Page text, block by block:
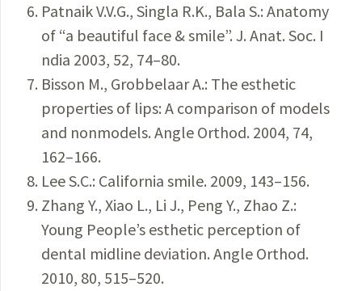
Patnaik V.V.G., Singla R.K., Bala S.: Anatomy
of “a beautiful face & smile”. J. Anat. Soc. I
ndia 2003, 52, 74–80.
Bisson M., Grobbelaar A.: The esthetic
properties of lips: A comparison of models
and nonmodels. Angle Orthod. 2004, 74,
162–166.
Lee S.C.: California smile. 2009, 143–156.
Zhang Y., Xiao L., Li J., Peng Y., Zhao Z.:
Young People’s esthetic perception of
dental midline deviation. Angle Orthod.
2010, 80, 515–520.